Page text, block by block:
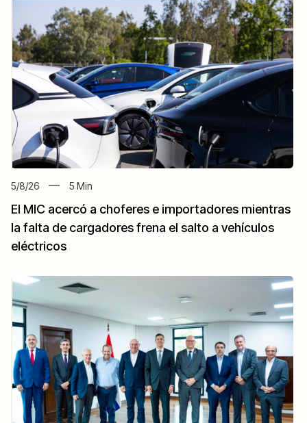
5/8/26 5 Min
El MIC acercó a choferes e importadores mientras
la falta de cargadores frena el salto a vehículos
eléctricos